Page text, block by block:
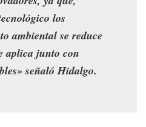
los
ambiental se reduce
aplica junto con
señaló Hidalgo.